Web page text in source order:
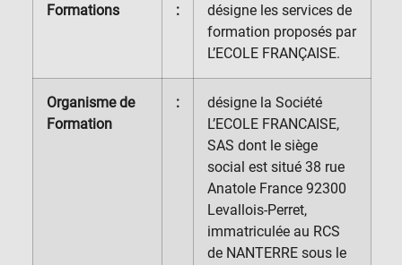
Formations :
désigne les services de
formation proposés par
L’ECOLE FRANÇAISE.
Organisme de
Formation
:
désigne la Société
L’ECOLE FRANCAISE,
SAS dont le siège
social est situé 38 rue
Anatole France 92300
Levallois-Perret,
immatriculée au RCS
de NANTERRE sous le